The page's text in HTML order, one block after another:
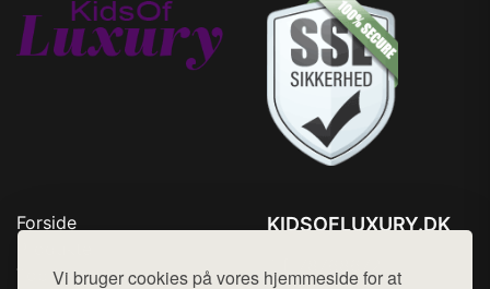
Vi bruger cookies på vores hjemmeside for at
Forside
Top Rabatter
KIDSOFLUXURY.DK